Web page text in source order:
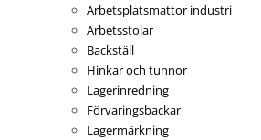
Arbetsplatsmattor industri
Arbetsstolar
Backställ
Hinkar och tunnor
Lagerinredning
Förvaringsbackar
Lagermärkning